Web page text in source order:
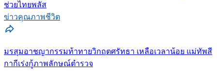
ช่วยไทยพลัส
ข่าวคุณภาพชีวิต
มรสุมอาชญากรรมท้าทายวิกฤตศรัทธา เหลือเวลาน้อย แม่ทัพสี
กากีเร่งกู้ภาพลักษณ์ตำรวจ